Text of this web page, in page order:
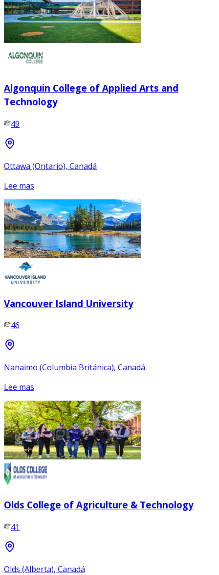
Algonquin College of Applied Arts and
Technology
49
Ottawa (Ontario), Canadá
Lee mas
Vancouver Island University
46
Nanaimo (Columbia Británica), Canadá
Lee mas
Olds College of Agriculture & Technology
41
Olds (Alberta), Canadá